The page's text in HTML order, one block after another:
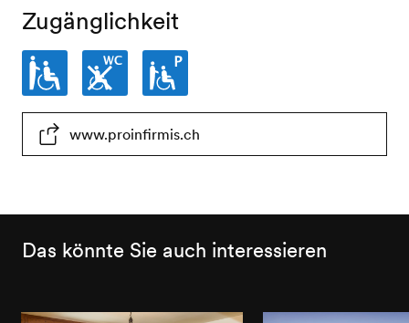
Zugänglichkeit
Eingeschränkt
rollstuhlgängig
WC
nicht
Parkplatz
eingeschränkt
www.proinfirmis.ch
Das könnte Sie auch interessieren